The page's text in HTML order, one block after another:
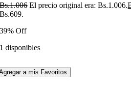
Bs.1.006 El precio original era: Bs.1.006.
Bs.609.
39% Off
1 disponibles
a mis Favoritos